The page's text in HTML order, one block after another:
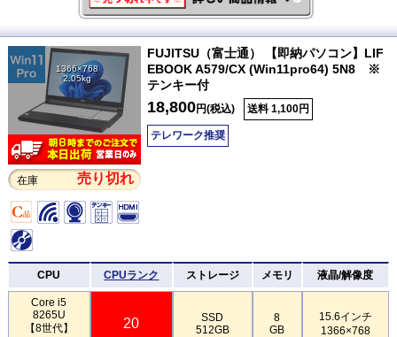
1366×768
2.05kg
在庫 売り切れ
FUJITSU（富士通） 【即納パソコン】LIF
EBOOK A579/CX (Win11pro64) 5N8 ※
テンキー付
18,800円(税込) 送料 1,100円
テレワーク推奨
CPU CPUランク ストレージ メモリ 液晶/解像度
Core i5
8265U
【8世代】
20
SSD
512GB
8
GB
15.6インチ
1366×768